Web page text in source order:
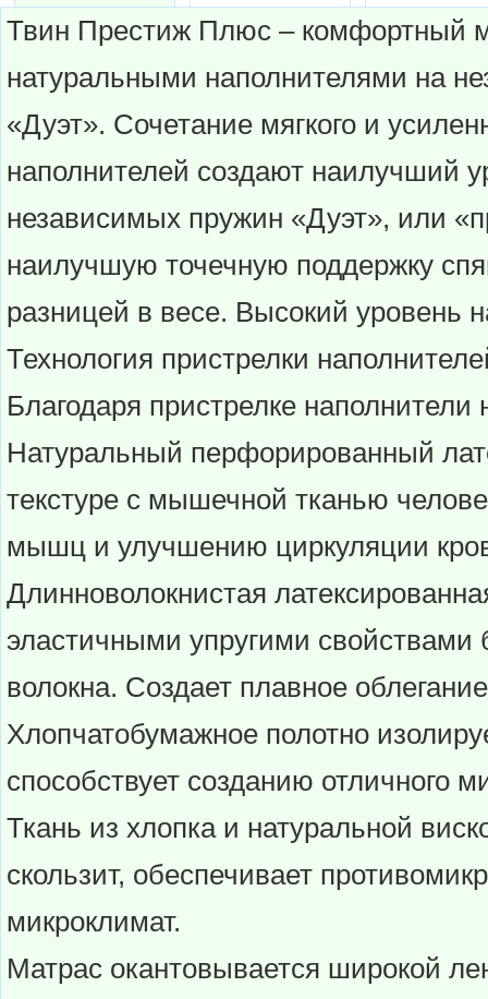
Твин Престиж Плюс – комфортный
натуральными наполнителями на
«Дуэт». Сочетание мягкого и
наполнителей создают наилучший
независимых пружин «Дуэт», или
наилучшую точечную поддержку
разницей в весе. Высокий уровень
Технология пристрелки
Благодаря пристрелке наполнители
Натуральный перфорированный
текстуре с мышечной тканью
мышц и улучшению циркуляции
Длинноволокнистая
эластичными упругими свойствами
волокна. Создает плавное
Хлопчатобумажное полотно
способствует созданию отличного
Ткань из хлопка и натуральной
скользит, обеспечивает
микроклимат.
Матрас окантовывается широкой